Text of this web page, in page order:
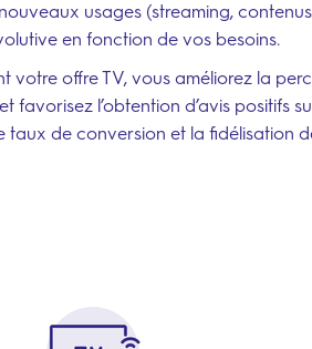
usages (streaming,
en fonction de vos besoins.
votre offre TV, vous améliorez la
favorisez l’obtention d’avis positifs
taux de conversion et la fidélisation